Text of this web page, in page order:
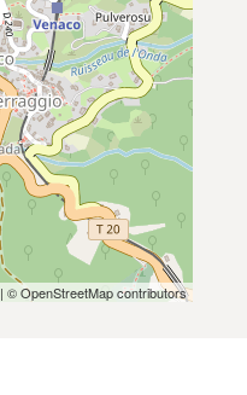
| © OpenStreetMap contributors